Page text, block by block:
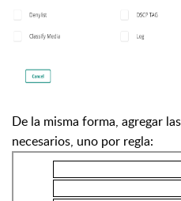
De la misma forma, agregar
necesarios, uno por regla: